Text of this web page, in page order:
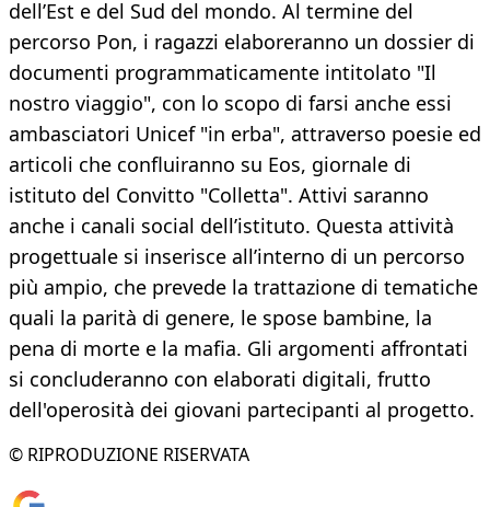
dell’Est e del Sud del mondo. Al termine del
percorso Pon, i ragazzi elaboreranno un dossier di
documenti programmaticamente intitolato "Il
nostro viaggio", con lo scopo di farsi anche essi
ambasciatori Unicef "in erba", attraverso poesie ed
articoli che confluiranno su Eos, giornale di
istituto del Convitto "Colletta". Attivi saranno
anche i canali social dell’istituto. Questa attività
progettuale si inserisce all’interno di un percorso
più ampio, che prevede la trattazione di tematiche
quali la parità di genere, le spose bambine, la
pena di morte e la mafia. Gli argomenti affrontati
si concluderanno con elaborati digitali, frutto
dell'operosità dei giovani partecipanti al progetto.
© RIPRODUZIONE RISERVATA